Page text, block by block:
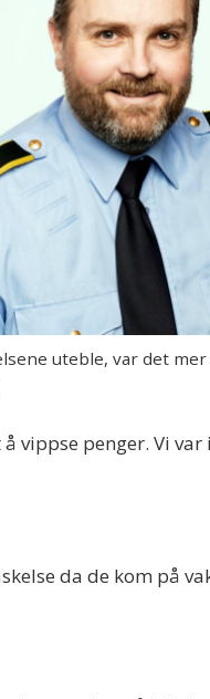
uteble, var det
vippse penger. Vi
da de kom på